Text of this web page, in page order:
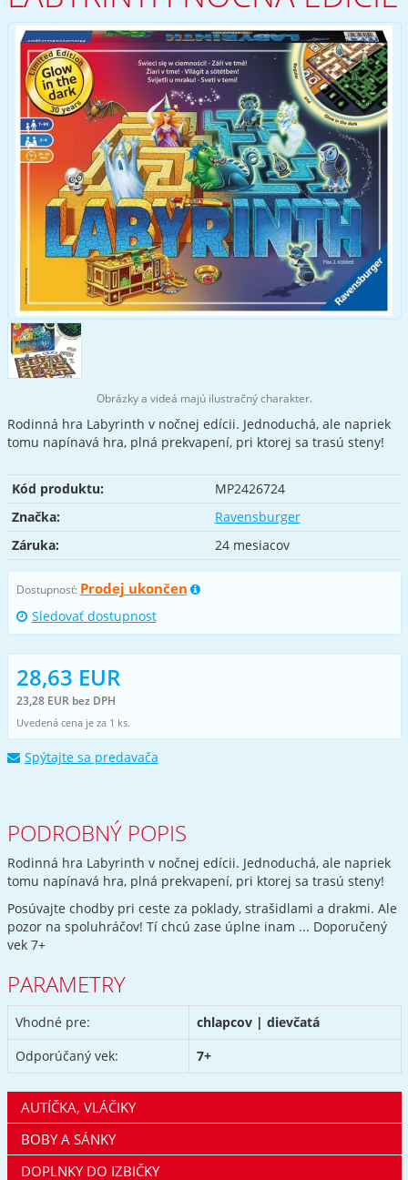
Obrázky a videá majú ilustračný charakter.
Rodinná hra Labyrinth v nočnej edícii. Jednoduchá, ale napriek
tomu napínavá hra, plná prekvapení, pri ktorej sa trasú steny!
Kód produktu:
MP2426724
Značka:
Ravensburger
Záruka:
24 mesiacov
Dostupnosť: Prodej ukončen
Sledovať dostupnost
28,63 EUR
23,28 EUR bez DPH
Uvedená cena je za 1 ks.
Spýtajte sa predavača
PODROBNÝ POPIS
Rodinná hra Labyrinth v nočnej edícii. Jednoduchá, ale napriek
tomu napínavá hra, plná prekvapení, pri ktorej sa trasú steny!
Posúvajte chodby pri ceste za poklady, strašidlami a drakmi. Ale
pozor na spoluhráčov! Tí chcú zase úplne inam ... Doporučený
vek 7+
PARAMETRY
Vhodné pre:
chlapcov | dievčatá
Odporúčaný vek:
7+
AUTÍČKA, VLÁČIKY
BOBY A SÁNKY
DOPLNKY DO IZBIČKY